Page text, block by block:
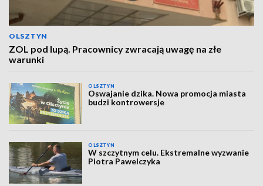
OLSZTYN
ZOL pod lupą. Pracownicy zwracają uwagę na złe
warunki
OLSZTYN
Oswajanie dzika. Nowa promocja miasta
budzi kontrowersje
OLSZTYN
W szczytnym celu. Ekstremalne wyzwanie
Piotra Pawelczyka